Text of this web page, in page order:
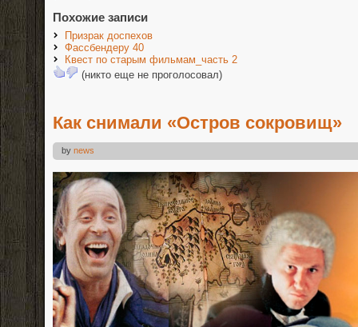
Похожие записи
Призрак доспехов
Фассбендеру 40
Квест по старым фильмам_часть 2
(никто еще не проголосовал)
Как снимали «Остров сокровищ»
by news